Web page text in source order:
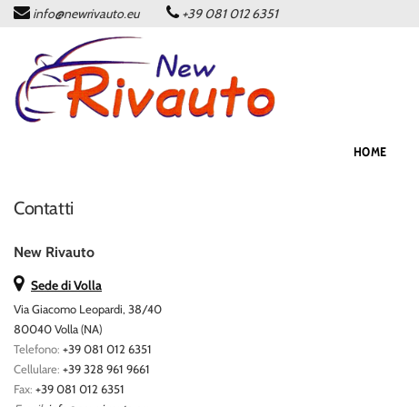
CHI SIAMO
CONTATTACI
info@newrivauto.eu +39 081 012 6351
HOME
Contatti
New Rivauto
Sede di Volla
Via Giacomo Leopardi, 38/40
80040 Volla (NA)
Telefono: +39 081 012 6351
Cellulare: +39 328 961 9661
Fax: +39 081 012 6351
tue
preferenze
di
consenso
consente
esprimere
tue
preferenze
di
consenso
alle
tecnologie
di